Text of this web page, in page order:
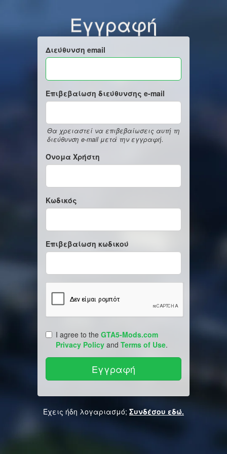
Εγγραφή
Διεύθυνση email
Επιβεβαίωση διεύθυνσης e-mail
Θα χρειαστεί να επιβεβαίωσεις αυτή τη
διεύθυνση e-mail μετά την εγγραφή.
Όνομα Χρήστη
Κωδικός
Επιβεβαίωση κωδικού
I agree to the GTA5-Mods.com
Privacy Policy and Terms of Use.
Έχεις ήδη λογαριασμό; Συνδέσου εδώ.